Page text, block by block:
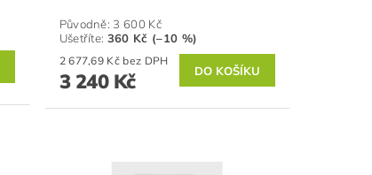
Původně: 3 600 Kč
Ušetříte: 360 Kč (–10 %)
2 677,69 Kč bez DPH
3 240 Kč